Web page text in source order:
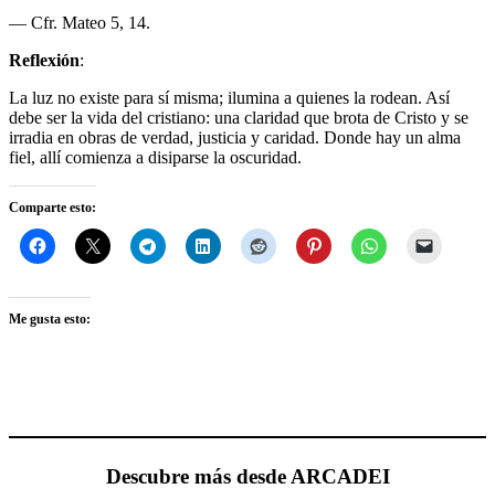
— Cfr. Mateo 5, 14.
Reflexión:
La luz no existe para sí misma; ilumina a quienes la rodean. Así
debe ser la vida del cristiano: una claridad que brota de Cristo y se
irradia en obras de verdad, justicia y caridad. Donde hay un alma
fiel, allí comienza a disiparse la oscuridad.
Comparte esto:
Me gusta esto:
Descubre más desde ARCADEI